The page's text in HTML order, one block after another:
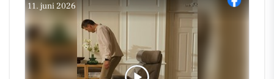
11. juni 2026